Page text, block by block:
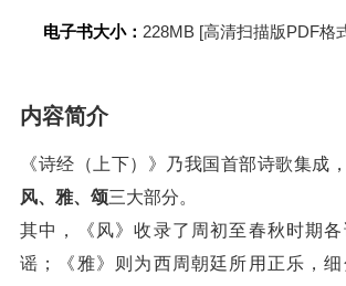
电子书大小： 228MB [高清扫描版PDF格
内容简介
《诗经（上下）》乃我国首部诗歌集成
风、雅、颂三大部分。
其中，《风》收录了周初至春秋时期
谣；《雅》则为西周朝廷所用正乐，